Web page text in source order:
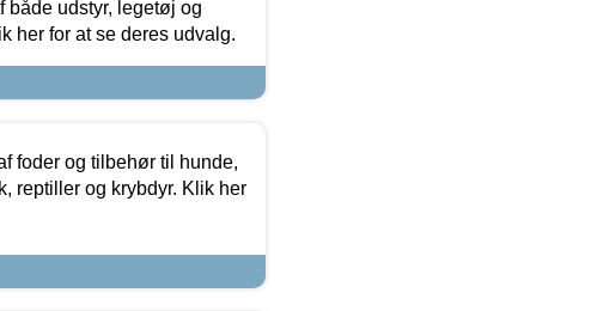
både udstyr, legetøj og
her for at se deres udvalg.
foder og tilbehør til hunde,
reptiller og krybdyr. Klik her